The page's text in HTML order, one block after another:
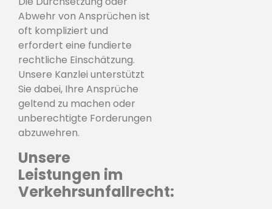
Abwehr von Ansprüchen ist
oft kompliziert und
erfordert eine fundierte
rechtliche Einschätzung.
Unsere Kanzlei unterstützt
Sie dabei, Ihre Ansprüche
geltend zu machen oder
unberechtigte Forderungen
abzuwehren.
Unsere
Leistungen im
Verkehrsunfallrecht: